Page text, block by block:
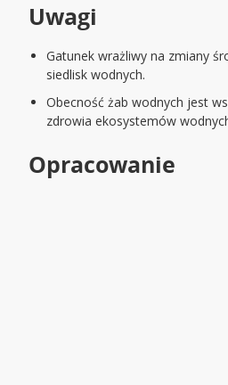
Uwagi
Gatunek wrażliwy na zmiany
siedlisk wodnych.
Obecność żab wodnych jest
zdrowia ekosystemów
Opracowanie